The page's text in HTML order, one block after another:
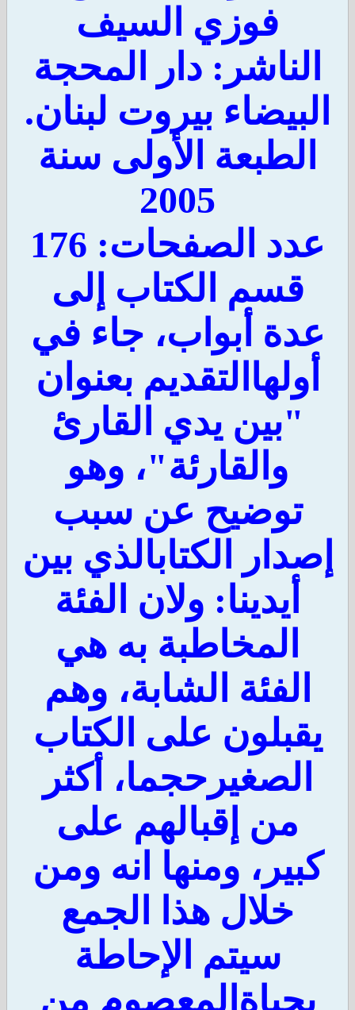
فوزي السيف
دار المحجة
بيروت لبنان.
الأولى سنة
2005
الصفحات: 176
قسم الكتاب إلى
أبواب، جاء في
بعنوان
"بين يدي القارئ
والقارئة"، وهو
توضيح عن سبب
الكتابالذي بين
أيدينا: ولان الفئة
المخاطبة به هي
الفئة الشابة، وهم
على الكتاب
الصغيرحجما، أكثر
من إقبالهم على
ومنها انه ومن
خلال هذا الجمع
سيتم الإحاطة
من